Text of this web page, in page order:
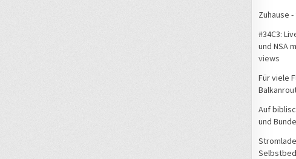
Zuhause -
#34C3:
und NSA
views
Für viele
Auf
und